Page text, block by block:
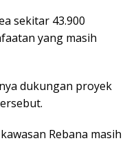
sekitar 43.900
yang masih
dukungan proyek
Rebana masih